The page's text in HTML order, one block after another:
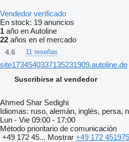
Vendedor verificado
En stock: 19 anuncios
1 año en Autoline
22 años en el mercado
4.6 11 reseñas
site1734540337135231909.autoline.de
Suscribirse al vendedor
Ahmed Shar Sedighi
Idiomas: ruso, alemán, inglés, persa,
Lun - Vie 09:00 - 17:00
Método prioritario de comunicación
+49 172 45... Mostrar +49 172